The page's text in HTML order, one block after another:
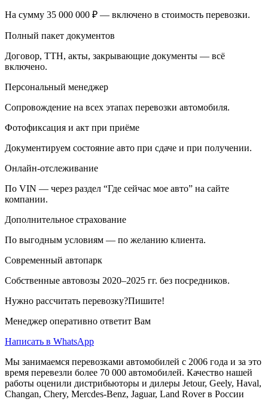
На сумму 35 000 000 ₽ — включено в стоимость перевозки.
Полный пакет документов
Договор, ТТН, акты, закрывающие документы — всё
включено.
Персональный менеджер
Сопровождение на всех этапах перевозки автомобиля.
Фотофиксация и акт при приёме
Документируем состояние авто при сдаче и при получении.
Онлайн-отслеживание
По VIN — через раздел “Где сейчас мое авто” на сайте
компании.
Дополнительное страхование
По выгодным условиям — по желанию клиента.
Современный автопарк
Собственные автовозы 2020–2025 гг. без посредников.
Нужно рассчитать перевозку?Пишите!
Менеджер оперативно ответит Вам
Написать в WhatsApp
Мы занимаемся перевозками автомобилей с 2006 года и за это
время перевезли более 70 000 автомобилей. Качество нашей
работы оценили дистрибьюторы и дилеры Jetour, Geely, Haval,
Changan, Chery, Mercdes-Benz, Jaguar, Land Rover в России